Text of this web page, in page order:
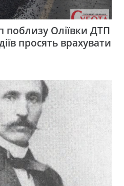
поблизу Оліївки ДТП
просять врахувати